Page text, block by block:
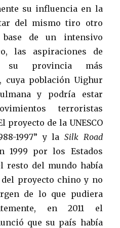
su influencia en la
del mismo tiro otro
de un intensivo
las aspiraciones de
su provincia más
cuya población Uighur
y podría estar
terroristas
proyecto de la UNESCO
1997” y la Silk Road
1999 por los Estados
resto del mundo había
proyecto chino y no
de lo que pudiera
en 2011 el
que su país había